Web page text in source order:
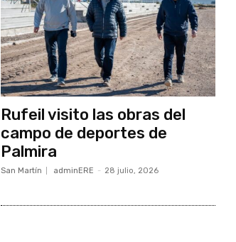
Rufeil visito las obras del
campo de deportes de
Palmira
San Martín adminERE - 28 julio, 2026